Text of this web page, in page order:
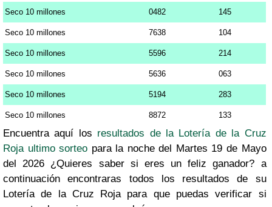
Seco 10 millones 0482 145
Seco 10 millones 7638 104
Seco 10 millones 5596 214
Seco 10 millones 5636 063
Seco 10 millones 5194 283
Seco 10 millones 8872 133
Encuentra aquí los resultados de la Lotería de la Cruz
Roja ultimo sorteo para la noche del Martes 19 de Mayo
del 2026 ¿Quieres saber si eres un feliz ganador? a
continuación encontraras todos los resultados de su
Lotería de la Cruz Roja para que puedas verificar si